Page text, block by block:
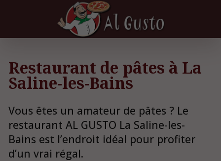
Restaurant de pâtes à La
Saline-les-Bains
Vous êtes un amateur de pâtes ? Le
restaurant AL GUSTO La Saline-les-
Bains est l’endroit idéal pour profiter
d’un vrai régal.